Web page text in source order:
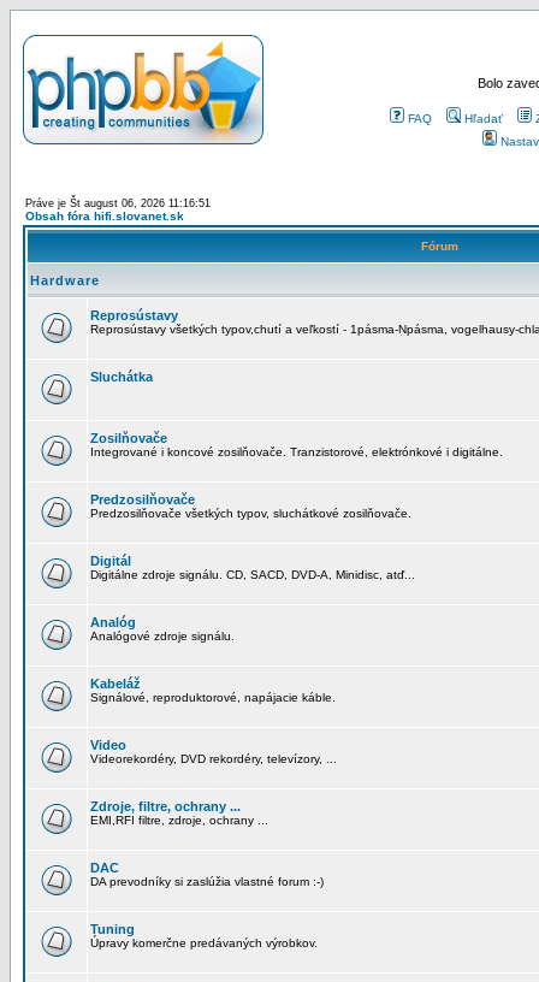
Bolo
FAQ Hľadať
Práve je Št august 06, 2026 11:16:51
Obsah fóra hifi.slovanet.sk
Fórum
Hardware
Reprosústavy
Reprosústavy všetkých typov,chutí a veľkostí - 1pásma-Npásma, vogelhausy-
Sluchátka
Zosilňovače
Integrované i koncové zosilňovače. Tranzistorové, elektrónkové i digitálne.
Predzosilňovače
Predzosilňovače všetkých typov, sluchátkové zosilňovače.
Digitál
Digitálne zdroje signálu. CD, SACD, DVD-A, Minidisc, atď...
Analóg
Analógové zdroje signálu.
Kabeláž
Signálové, reproduktorové, napájacie káble.
Video
Videorekordéry, DVD rekordéry, televízory, ...
Zdroje, filtre, ochrany ...
EMI,RFI filtre, zdroje, ochrany ...
DAC
DA prevodníky si zaslúžia vlastné forum :-)
Tuning
Úpravy komerčne predávaných výrobkov.